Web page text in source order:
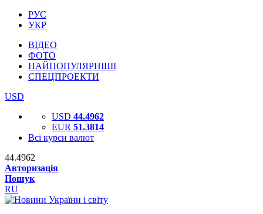
РУС
УКР
ВІДЕО
ФОТО
НАЙПОПУЛЯРНІШІ
СПЕЦПРОЕКТИ
USD
USD 44.4962
EUR 51.3814
Всі курси валют
44.4962
Авторизація
Пошук
RU